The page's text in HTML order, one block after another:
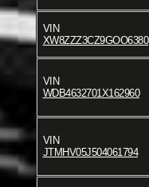
VIN
XW8ZZZ3CZ9GOO6380
VIN
WDB4632701X162960
VIN
JTMHV05J504061794